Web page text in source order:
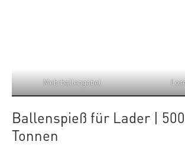
Mehrballengabel
Ballenspieß für Lader |
Tonnen